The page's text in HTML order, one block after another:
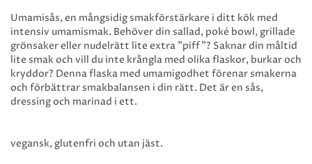
Umamisås, en mångsidig smakförstärkare i ditt kök med
intensiv umamismak. Behöver din sallad, poké bowl, grillade
grönsaker eller nudelrätt lite extra ”piff”? Saknar din måltid
lite smak och vill du inte krångla med olika flaskor, burkar och
kryddor? Denna flaska med umamigodhet förenar smakerna
och förbättrar smakbalansen i din rätt. Det är en sås,
dressing och marinad i ett.
vegansk, glutenfri och utan jäst.